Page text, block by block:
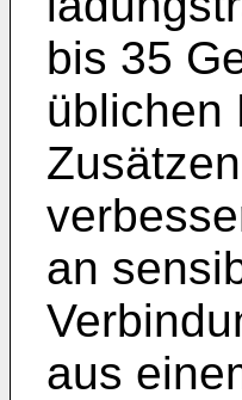
bis 35
üblichen
an
aus